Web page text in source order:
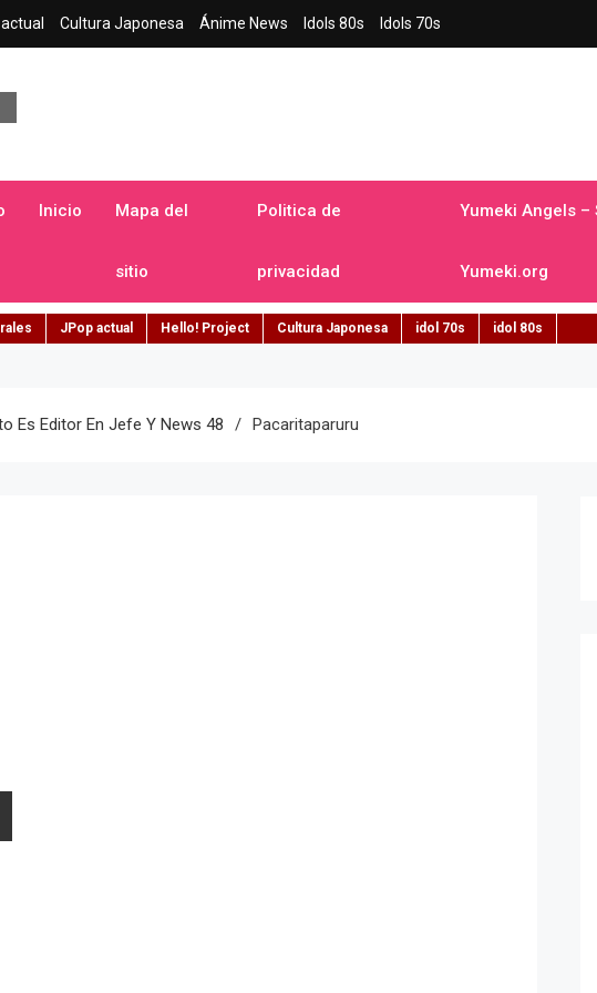
Cultura Japonesa Ánime News Idols 80s Idols 70s
Inicio Mapa del
sitio
Politica de
privacidad
Yumeki Angels
Yumeki.org
JPop actual Hello! Project Cultura Japonesa idol 70s idol 80s
Es Editor En Jefe Y News 48 Pacaritaparuru